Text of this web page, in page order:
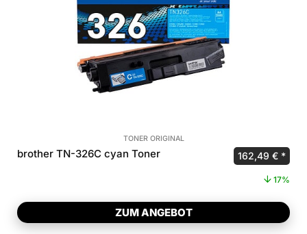
TONER ORIGINAL
brother TN-326C cyan Toner 162,49 €
17%
ZUM ANGEBOT